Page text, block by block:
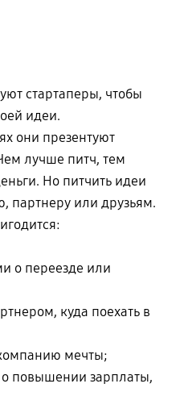
стартаперы, чтобы
идеи.
они презентуют
лучше питч, тем
Но питчить идеи
партнеру или друзьям.
о переезде или
куда поехать в
мечты;
о повышении зарплаты,